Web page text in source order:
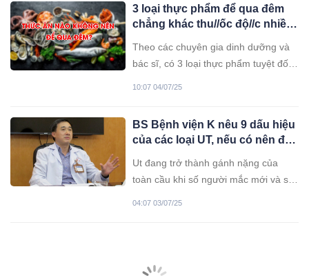
nhiều cha mẹ.
3 loại thực phẩm để qua đêm
chẳng khác thu//ốc độ//c nhiều
ngày
Theo các chuyên gia dinh dưỡng và
bác sĩ, có 3 loại thực phẩm tuyệt đối
10:07 04/07/25
BS Bệnh viện K nêu 9 dấu hiệu
của các loại UT, nếu có nên đi
Ut đang trở thành gánh nặng của
toàn cầu khi số người mắc mới và số
04:07 03/07/25